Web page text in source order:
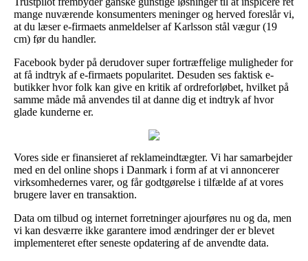
mange nuværende konsumenters meninger og herved foreslår vi,
at du læser e-firmaets anmeldelser af Karlsson stål vægur (19
cm) før du handler.
Facebook byder på derudover super fortræffelige muligheder for
at få indtryk af e-firmaets popularitet. Desuden ses faktisk e-
butikker hvor folk kan give en kritik af ordreforløbet, hvilket på
samme måde må anvendes til at danne dig et indtryk af hvor
glade kunderne er.
Vores side er finansieret af reklameindtægter. Vi har samarbejder
med en del online shops i Danmark i form af at vi annoncerer
virksomhedernes varer, og får godtgørelse i tilfælde af at vores
brugere laver en transaktion.
Data om tilbud og internet forretninger ajourføres nu og da, men
vi kan desværre ikke garantere imod ændringer der er blevet
implementeret efter seneste opdatering af de anvendte data.